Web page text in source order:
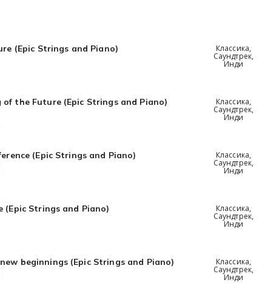
(Epic Strings and Piano) Классика,
Саундтрек,
Инди
of the Future (Epic Strings and Piano) Классика,
Саундтрек,
Инди
(Epic Strings and Piano) Классика,
Саундтрек,
Инди
(Epic Strings and Piano) Классика,
Саундтрек,
Инди
beginnings (Epic Strings and Piano) Классика,
Саундтрек,
Инди